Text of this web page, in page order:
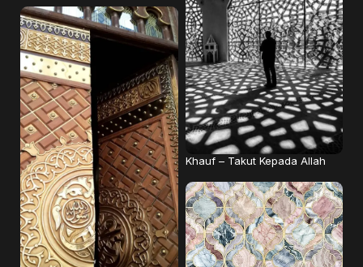
Khauf – Takut Kepada Allah